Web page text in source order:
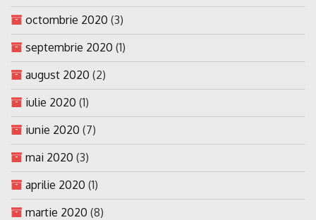
octombrie 2020 (3)
septembrie 2020 (1)
august 2020 (2)
iulie 2020 (1)
iunie 2020 (7)
mai 2020 (3)
aprilie 2020 (1)
martie 2020 (8)